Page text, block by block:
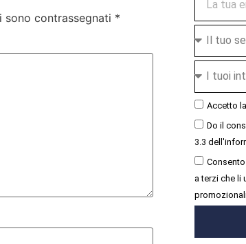
contrassegnati *
Accetto la
Do il
3.3
a terzi che li